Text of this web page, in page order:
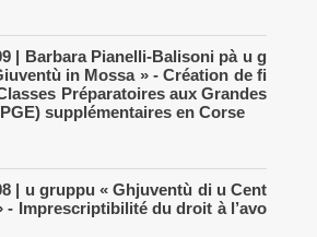
| Barbara Pianelli-Balisoni pà u g
in Mossa » - Création de fi
Préparatoires aux Grandes
supplémentaires en Corse
| u gruppu « Ghjuventù di u Cent
- Imprescriptibilité du droit à l’avo